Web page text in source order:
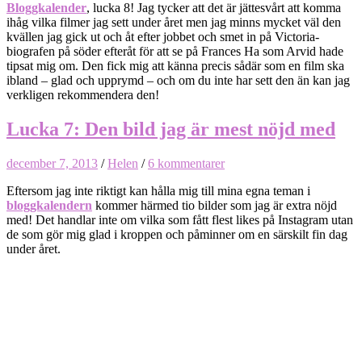
Bloggkalender, lucka 8! Jag tycker att det är jättesvårt att komma
ihåg vilka filmer jag sett under året men jag minns mycket väl den
kvällen jag gick ut och åt efter jobbet och smet in på Victoria-
biografen på söder efteråt för att se på Frances Ha som Arvid hade
tipsat mig om. Den fick mig att känna precis sådär som en film ska
ibland – glad och upprymd – och om du inte har sett den än kan jag
verkligen rekommendera den!
Lucka 7: Den bild jag är mest nöjd med
december 7, 2013 /Helen /6 kommentarer
Eftersom jag inte riktigt kan hålla mig till mina egna teman i
bloggkalendern kommer härmed tio bilder som jag är extra nöjd
med! Det handlar inte om vilka som fått flest likes på Instagram utan
de som gör mig glad i kroppen och påminner om en särskilt fin dag
under året.